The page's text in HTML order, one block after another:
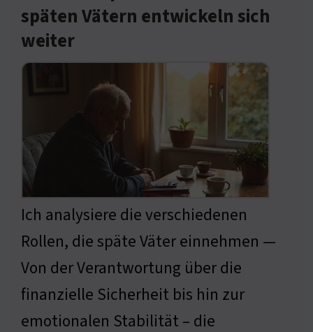
späten Vätern entwickeln sich
weiter
Ich analysiere die verschiedenen
Rollen, die späte Väter einnehmen —
Von der Verantwortung über die
finanzielle Sicherheit bis hin zur
emotionalen Stabilität – die